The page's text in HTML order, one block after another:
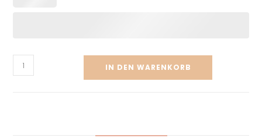
IN DEN WARENKORB